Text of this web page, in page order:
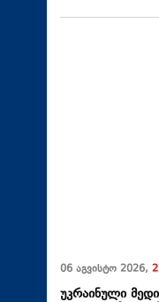
06 აგვისტო 2026,
უკრაინული